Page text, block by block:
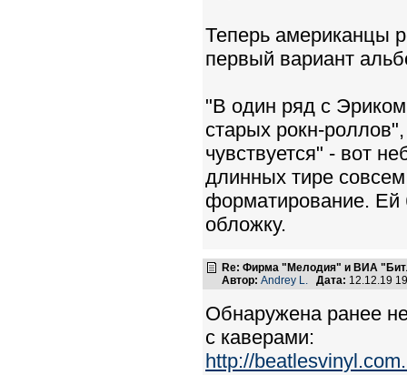
Теперь американцы
первый вариант
"В один ряд с
старых рокн-
чувствуется" - вот
длинных тире
форматирование. Ей
обложку.
Re: Фирма "Мелодия" и ВИА
Автор: Andrey L. Дата: 12.12.19
Обнаружена ранее
с каверами:
http://